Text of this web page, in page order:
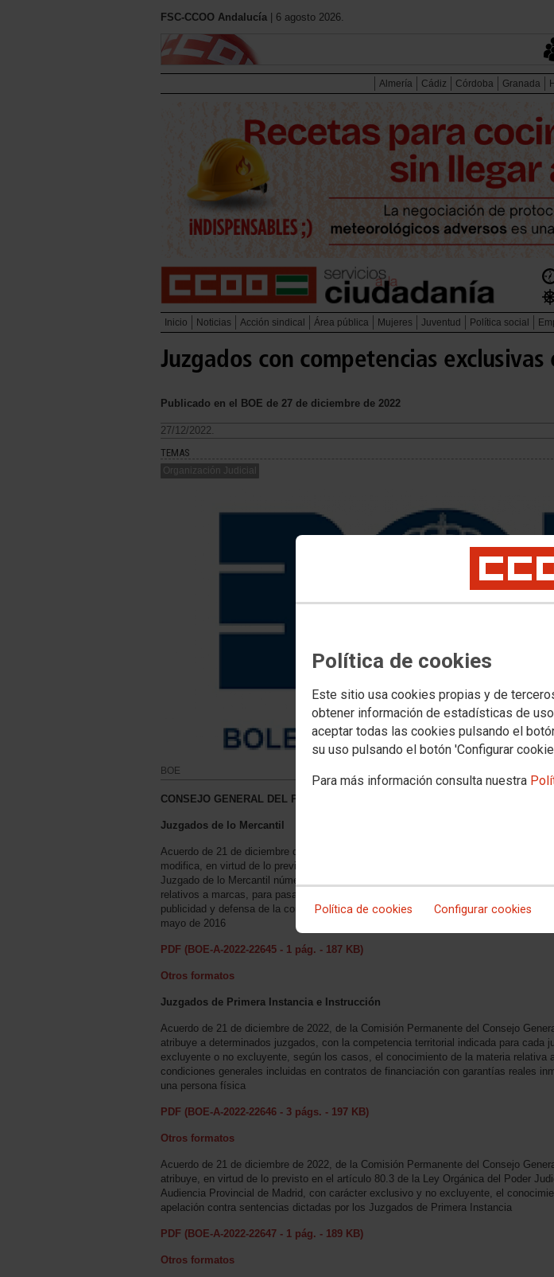
Política de cookies
Este sitio usa cookies propias y de
obtener información de estadísticas de
aceptar todas las cookies pulsando el
su uso pulsando el botón 'Configurar
Para más información consulta nuestra
Política de cookies Configurar cookies
FSC-CCOO Andalucía | 6 agosto 2026.
Almería Cádiz Córdoba Granada
Inicio Noticias Acción sindical Área pública Mujeres Juventud Política social
Juzgados con competencias
Publicado en el BOE de 27 de diciembre de 2022
27/12/2022.
TEMAS
Organización Judicial
BOE
CONSEJO GENERAL DEL PODER JUDICIAL
Juzgados de lo Mercantil
Acuerdo de 21 de diciembre de 2022, de la Comisión Permanente del Consejo
modifica, en virtud de lo previsto en el artículo 98.1 de la Ley Orgánica del Poder
Juzgado de lo Mercantil número 2 de Barcelona, dejando de estar especializado en
relativos a marcas, para pasar a estar especializado en el conocimiento de asuntos
publicidad y defensa de la competencia, con la consiguiente modificación del
mayo de 2016
PDF (BOE-A-2022-22645 - 1 pág. - 187 KB)
Otros formatos
Juzgados de Primera Instancia e Instrucción
Acuerdo de 21 de diciembre de 2022, de la Comisión Permanente del Consejo
atribuye a determinados juzgados, con la competencia territorial indicada para cada
excluyente o no excluyente, según los casos, el conocimiento de la materia relativa
condiciones generales incluidas en contratos de financiación con garantías reales
una persona física
PDF (BOE-A-2022-22646 - 3 págs. - 197 KB)
Otros formatos
Acuerdo de 21 de diciembre de 2022, de la Comisión Permanente del Consejo
atribuye, en virtud de lo previsto en el artículo 80.3 de la Ley Orgánica del Poder
Audiencia Provincial de Madrid, con carácter exclusivo y no excluyente, el
apelación contra sentencias dictadas por los Juzgados de Primera Instancia
PDF (BOE-A-2022-22647 - 1 pág. - 189 KB)
Otros formatos